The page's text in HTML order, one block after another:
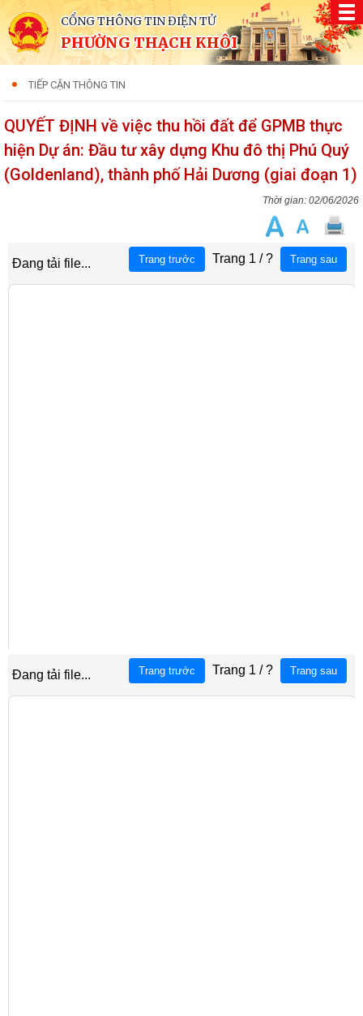
CỔNG THÔNG TIN ĐIỆN TỬ
PHƯỜNG THẠCH KHÔI
TIẾP CẬN THÔNG TIN
QUYẾT ĐỊNH về việc thu hồi đất để GPMB thực
hiện Dự án: Đầu tư xây dựng Khu đô thị Phú Quý
(Goldenland), thành phố Hải Dương (giai đoạn 1)
02/06/2026